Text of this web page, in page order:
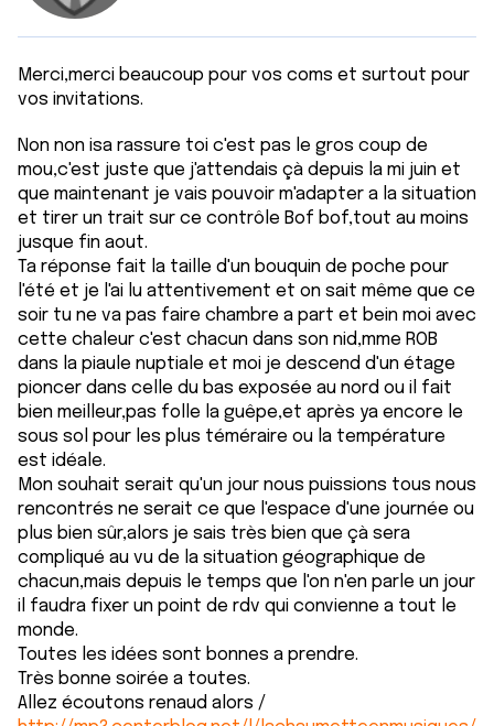
Merci,merci beaucoup pour vos coms et surtout pour
vos invitations.
Non non isa rassure toi c'est pas le gros coup de
mou,c'est juste que j'attendais çà depuis la mi juin et
que maintenant je vais pouvoir m'adapter a la situation
et tirer un trait sur ce contrôle Bof bof,tout au moins
jusque fin aout.
Ta réponse fait la taille d'un bouquin de poche pour
l'été et je l'ai lu attentivement et on sait même que ce
soir tu ne va pas faire chambre a part et bein moi avec
cette chaleur c'est chacun dans son nid,mme ROB
dans la piaule nuptiale et moi je descend d'un étage
pioncer dans celle du bas exposée au nord ou il fait
bien meilleur,pas folle la guêpe,et après ya encore le
sous sol pour les plus téméraire ou la température
est idéale.
Mon souhait serait qu'un jour nous puissions tous nous
rencontrés ne serait ce que l'espace d'une journée ou
plus bien sûr,alors je sais très bien que çà sera
compliqué au vu de la situation géographique de
chacun,mais depuis le temps que l'on n'en parle un jour
il faudra fixer un point de rdv qui convienne a tout le
monde.
Toutes les idées sont bonnes a prendre.
Très bonne soirée a toutes.
Allez écoutons renaud alors /